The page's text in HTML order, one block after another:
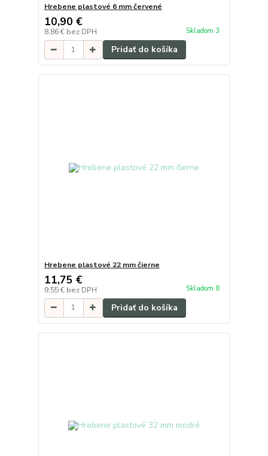
Hrebene plastové 6 mm červené
10,90 €
8,86 € bez DPH Skladom 3
Pridať do košíka
Hrebene plastové 22 mm čierne
11,75 €
9,55 € bez DPH Skladom 8
Pridať do košíka